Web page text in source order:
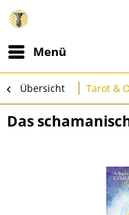
Menü
Übersicht Tarot &
Das